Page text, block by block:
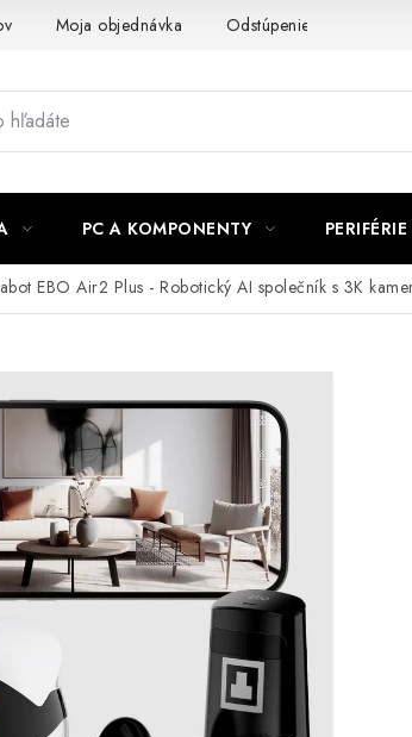
Moja objednávka Odstúpenie od zmluvy
PC A KOMPONENTY PERIFÉRIE
EBO Air2 Plus - Robotický AI společník s 3K